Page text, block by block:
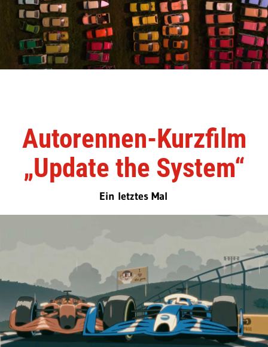
Autorennen-Kurzfilm
„Update the System“
Ein letztes Mal